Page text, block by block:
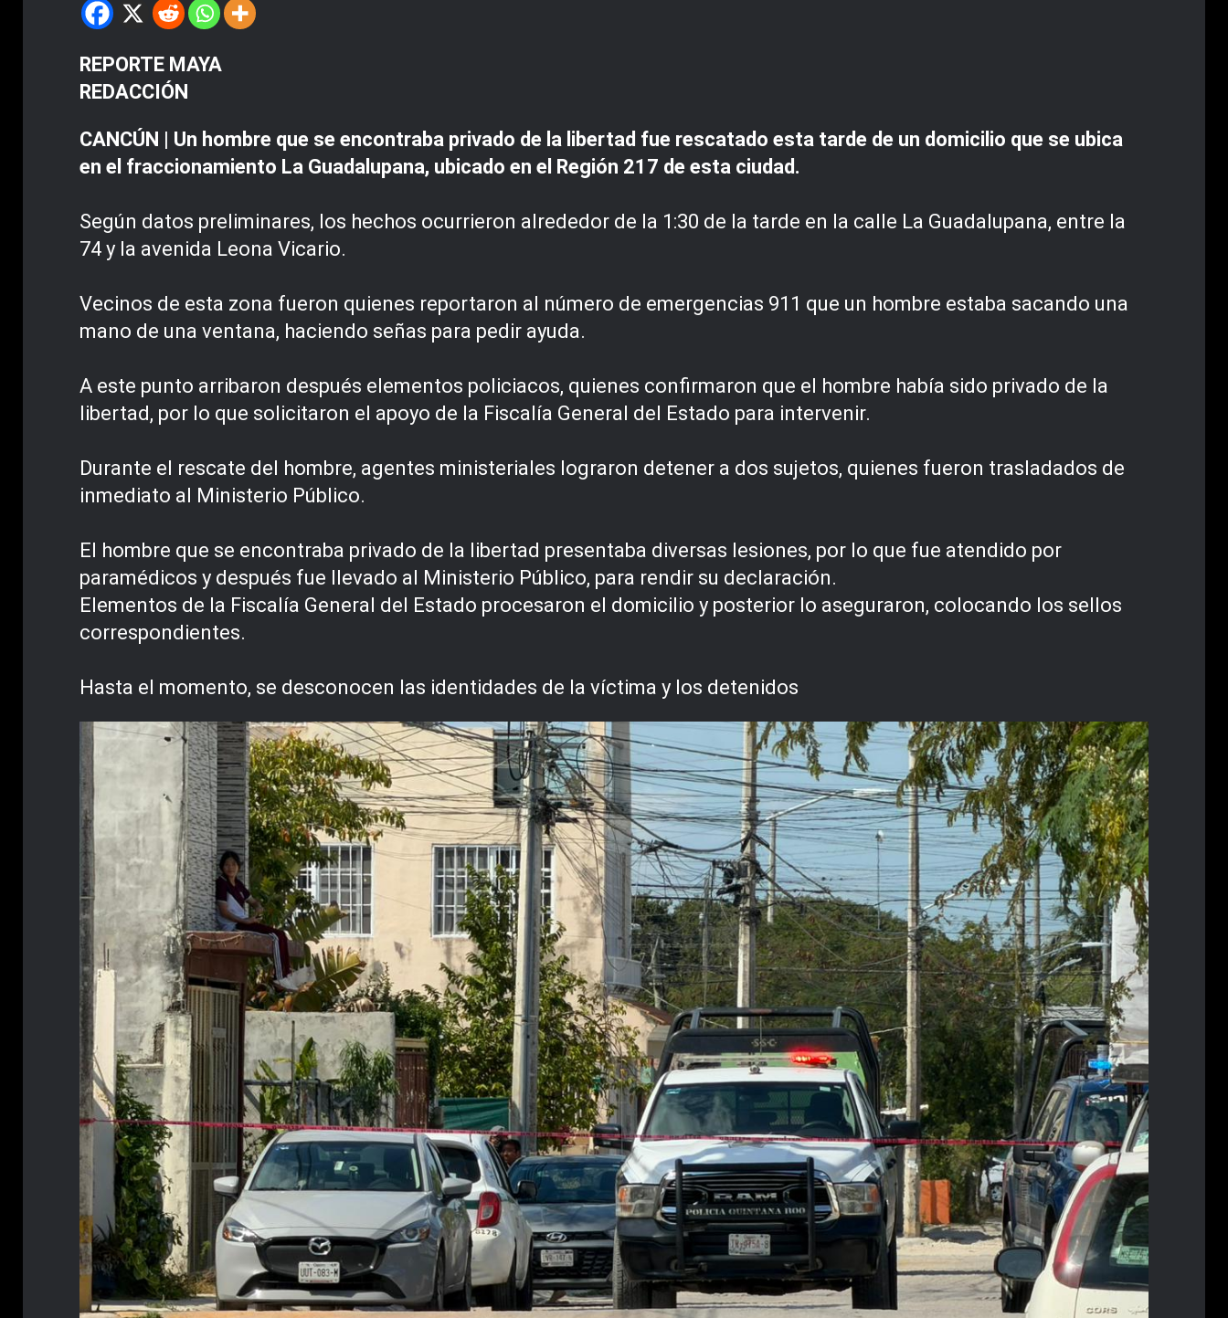
REPORTE MAYA
REDACCIÓN
CANCÚN | Un hombre que se encontraba privado de la libertad fue rescatado esta tarde de un domicilio que se ubica
en el fraccionamiento La Guadalupana, ubicado en el Región 217 de esta ciudad.
Según datos preliminares, los hechos ocurrieron alrededor de la 1:30 de la tarde en la calle La Guadalupana, entre la
74 y la avenida Leona Vicario.
Vecinos de esta zona fueron quienes reportaron al número de emergencias 911 que un hombre estaba sacando una
mano de una ventana, haciendo señas para pedir ayuda.
A este punto arribaron después elementos policiacos, quienes confirmaron que el hombre había sido privado de la
libertad, por lo que solicitaron el apoyo de la Fiscalía General del Estado para intervenir.
Durante el rescate del hombre, agentes ministeriales lograron detener a dos sujetos, quienes fueron trasladados de
inmediato al Ministerio Público.
El hombre que se encontraba privado de la libertad presentaba diversas lesiones, por lo que fue atendido por
paramédicos y después fue llevado al Ministerio Público, para rendir su declaración.
Elementos de la Fiscalía General del Estado procesaron el domicilio y posterior lo aseguraron, colocando los sellos
correspondientes.
Hasta el momento, se desconocen las identidades de la víctima y los detenidos